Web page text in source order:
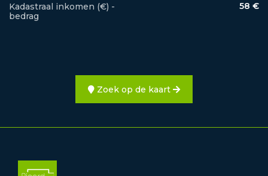
Kadastraal inkomen (€) -
bedrag
58 €
Zoek op de kaart